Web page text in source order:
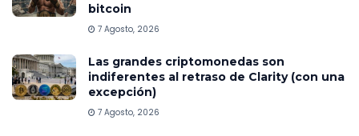
bitcoin
7 Agosto, 2026
Las grandes criptomonedas son
indiferentes al retraso de Clarity (con una
excepción)
7 Agosto, 2026